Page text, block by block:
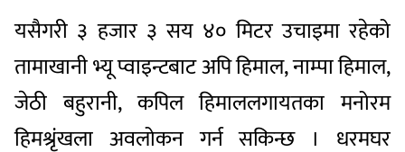
यसैगरी ३ हजार ३ सय ४० मिटर उचाइमा रहेको
तामाखानी भ्यू प्वाइन्टबाट अपि हिमाल, नाम्पा हिमाल,
जेठी बहुरानी, कपिल हिमाललगायतका मनोरम
हिमश्रृंखला अवलोकन गर्न सकिन्छ । धरमघर